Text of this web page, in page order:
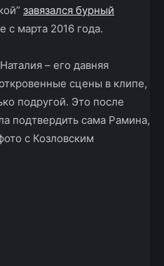
завязался бурный
с марта 2016 года.
– его давняя
сцены в клипе,
подругой. Это после
подтвердить сама Рамина,
с Козловским